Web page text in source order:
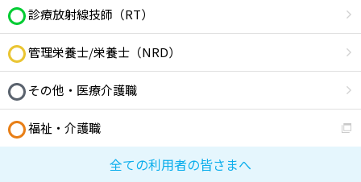
診療放射線技師（RT）
管理栄養士/栄養士（NRD）
その他・医療介護職
福祉・介護職
全ての利用者の皆さまへ